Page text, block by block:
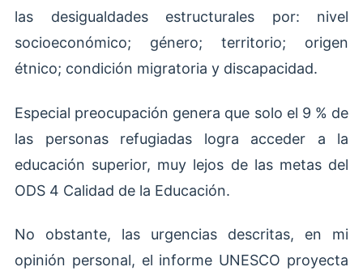
las desigualdades estructurales por: nivel
socioeconómico; género; territorio; origen
étnico; condición migratoria y discapacidad.
Especial preocupación genera que solo el 9 % de
las personas refugiadas logra acceder a la
educación superior, muy lejos de las metas del
ODS 4 Calidad de la Educación.
No obstante, las urgencias descritas, en mi
opinión personal, el informe UNESCO proyecta